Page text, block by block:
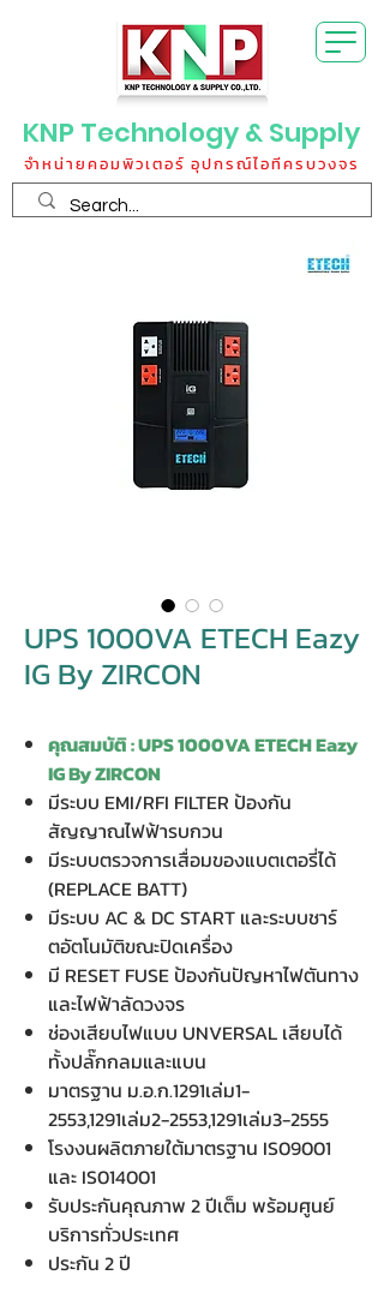
KNP Technology & Supply
จำหน่ายคอมพิวเตอร์ อุปกรณ์ไอทีครบวงจร
UPS 1000VA ETECH Eazy
IG By ZIRCON
คุณสมบัติ : UPS 1000VA ETECH Eazy
IG By ZIRCON
มีระบบ EMI/RFI FILTER ป้องกัน
สัญญาณไฟฟ้ารบกวน
มีระบบตรวจการเสื่อมของแบตเตอรี่ได้
(REPLACE BATT)
มีระบบ AC & DC START และระบบชาร์
ตอัตโนมัติขณะปิดเครื่อง
มี RESET FUSE ป้องกันปัญหาไฟตันทาง
และไฟฟ้าลัดวงจร
ช่องเสียบไฟแบบ UNVERSAL เสียบได้
ทั้งปลั๊กกลมและแบน
มาตรฐาน ม.อ.ก.1291เล่ม1-
2553,1291เล่ม2-2553,1291เล่ม3-2555
โรงงนผลิตภายใต้มาตรฐาน IS09001
และ IS014001
รับประกันคุณภาพ 2 ปีเต็ม พร้อมศูนย์
บริการทั่วประเทศ
ประกัน 2 ปี